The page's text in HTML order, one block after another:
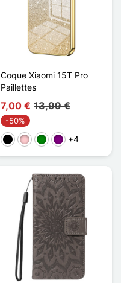
Coque Xiaomi 15T Pro
Paillettes
7,00 € 13,99 €
-50%
PretoRosaVerdePúrpura
+4